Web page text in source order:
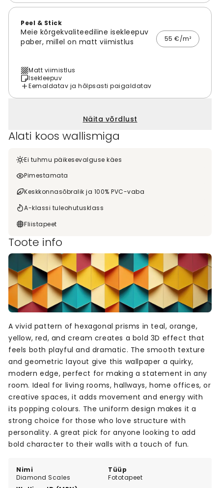
Peel & Stick
Meie kõrgekvaliteediline isekleepuv
paber, millel on matt viimistlus
55 €/m²
Matt viimistlus
Isekleepuv
Eemaldatav ja hõlpsasti paigaldatav
Näita võrdlust
Alati koos wallismiga
Ei tuhmu päikesevalguse käes
Pimestamata
Keskkonnasõbralik ja 100% PVC-vaba
A-klassi tuleohutusklass
Fliistapeet
Toote info
Nimi
Diamond Scales
Tüüp
Fototapeet
A vivid pattern of hexagonal prisms in teal, orange,
yellow, red, and cream creates a bold 3D effect that
feels both playful and dramatic. The smooth texture
and geometric layout give this wallpaper a quirky,
modern edge, perfect for making a statement in any
room. Ideal for living rooms, hallways, home offices, or
creative spaces, it adds movement and energy with
its popping colours. The uniform design makes it a
strong choice for those who love structure with
personality. A great pick for anyone looking to add
bold character to their walls with a touch of fun.